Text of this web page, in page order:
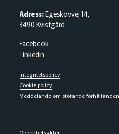
Adress:Egeskovvej 14,
3490 Kvistgård
Facebook
Linkedin
Integritetspolicy
Cookie policy
Meddelande om stötande förhållanden
Öppenhetsakten